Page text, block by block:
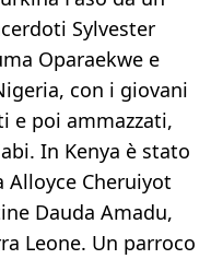
Sylvester
Oparaekwe e
con i giovani
e poi ammazzati,
In Kenya è stato
Alloyce Cheruiyot
Dauda Amadu,
Leone. Un parroco